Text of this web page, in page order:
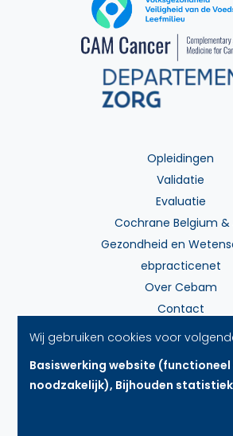
Opleidingen
Validatie
Evaluatie
Cochrane Belgium &
Gezondheid en
ebpracticenet
Over Cebam
Contact
Wij gebruiken cookies voor
Basiswerking website
noodzakelijk), Bijhouden